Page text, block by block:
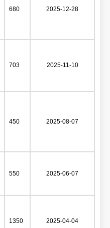
680 2025-12-28
703 2025-11-10
450 2025-08-07
550 2025-06-07
1350 2025-04-04